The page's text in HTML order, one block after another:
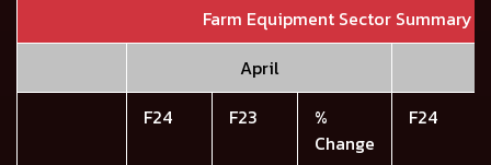
Farm Equipment Sector Summary
April
F24
F23
%
Change
F24